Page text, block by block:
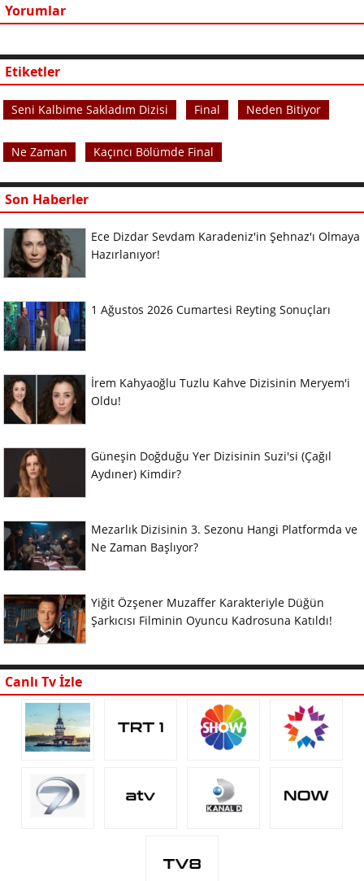
Yorumlar
Etiketler
Seni Kalbime Sakladım Dizisi Final Neden Bitiyor
Ne Zaman Kaçıncı Bölümde Final
Son Haberler
Ece Dizdar Sevdam Karadeniz'in Şehnaz'ı Olmaya
Hazırlanıyor!
1 Ağustos 2026 Cumartesi Reyting Sonuçları
İrem Kahyaoğlu Tuzlu Kahve Dizisinin Meryem'i
Oldu!
Güneşin Doğduğu Yer Dizisinin Suzi'si (Çağıl
Aydıner) Kimdir?
Mezarlık Dizisinin 3. Sezonu Hangi Platformda ve
Ne Zaman Başlıyor?
Yiğit Özşener Muzaffer Karakteriyle Düğün
Şarkıcısı Filminin Oyuncu Kadrosuna Katıldı!
Canlı Tv İzle